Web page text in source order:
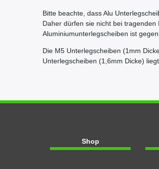
Bitte beachte, dass Alu
Daher dürfen sie nicht bei
Aluminiumunterlegscheiben ist
Die M5 Unterlegscheiben (1mm
Unterlegscheiben (1,6mm Dicke)
Shop